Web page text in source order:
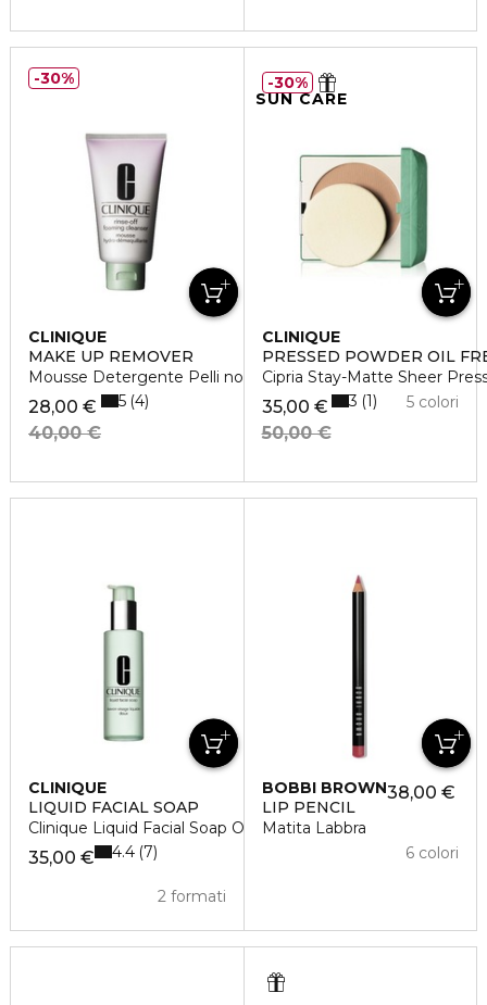
CLINIQUE
MAKE UP REMOVER
Mousse Detergente Pelli normali e miste
28,00 €
40,00 €
5 4
30%
SUN CARE
CLINIQUE
PRESSED POWDER OIL
Cipria Stay-Matte Sheer
35,00 €
50,00 €
5 colori
3 1
30%
CLINIQUE
LIQUID FACIAL SOAP
Clinique Liquid Facial Soap Oily Skin
35,00 €
2 formati
4.4 7
BOBBI BROWN
LIP PENCIL
Matita Labbra
38,00 €
6 colori